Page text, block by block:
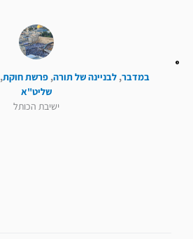
במדבר, לבניינה של תורה, פרשת חוקת,
שליט"א
ישיבת הכותל